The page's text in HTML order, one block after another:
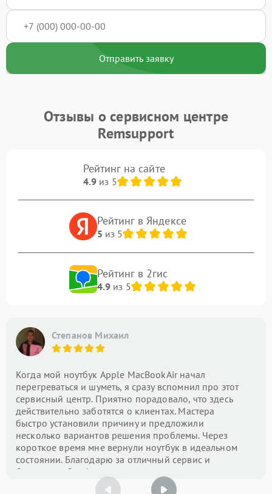
Отправить заявку
Отзывы о сервисном центре
Remsupport
Рейтинг на сайте
4.9из 5
Рейтинг в Яндексе
5 из 5
Рейтинг в 2гис
4.9из 5
Степанов Михаил
Когда мой ноутбук Apple MacBookAir начал
перегреваться и шуметь, я сразу вспомнил про этот
сервисный центр. Приятно порадовало, что здесь
действительно заботятся о клиентах. Мастера
быстро установили причину и предложили
несколько вариантов решения проблемы. Через
короткое время мне вернули ноутбук в идеальном
состоянии. Благодарю за отличный сервис и
быструю работу!